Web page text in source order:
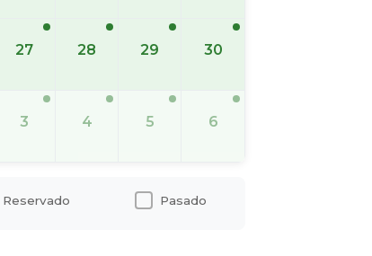
27 28 29 30
3 4 5 6
Reservado Pasado